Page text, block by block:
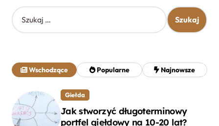
S
z
j
:
Wschodzące Popularne Najnowsze
Giełda
Jak stworzyć długoterminowy
portfel giełdowy na 10-20 lat?